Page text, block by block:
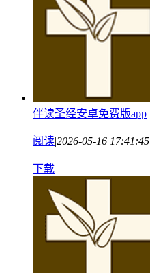
伴读圣经安卓免费版app
阅读|2026-05-16 17:41:45
下载